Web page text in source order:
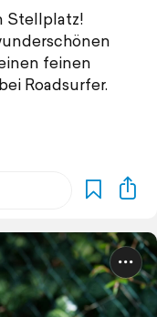
Stellplatz!
feinen
Roadsurfer.